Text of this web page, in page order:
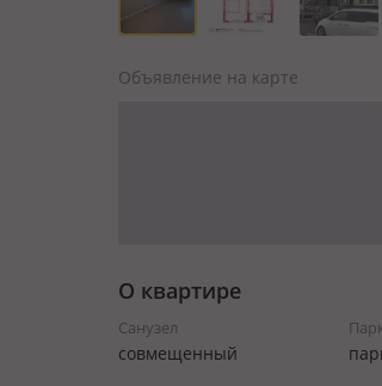
Объявление на карте
О квартире
Санузел
совмещенный